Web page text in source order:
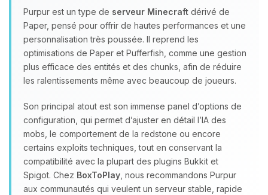
Purpur est un type de serveur Minecraft dérivé de
Paper, pensé pour offrir de hautes performances et une
personnalisation très poussée. Il reprend les
optimisations de Paper et Pufferfish, comme une gestion
plus efficace des entités et des chunks, afin de réduire
les ralentissements même avec beaucoup de joueurs.
Son principal atout est son immense panel d’options de
configuration, qui permet d’ajuster en détail l’IA des
mobs, le comportement de la redstone ou encore
certains exploits techniques, tout en conservant la
compatibilité avec la plupart des plugins Bukkit et
Spigot. Chez BoxToPlay , nous recommandons Purpur
aux communautés qui veulent un serveur stable, rapide
Youpi, enfin quelqu’un pour me
parler ! Moi c’est Choupy, ton petit
assistant BoxToPlay. Dis-moi ce dont
tu as besoin et je vais remuer mes
petits circuits pour t’aider.
06/08/2026 à 06:01